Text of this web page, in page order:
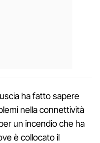
ha fatto sapere
nella connettività
un incendio che ha
è collocato il